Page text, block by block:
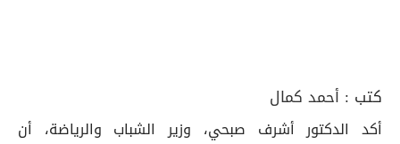
كتب : أحمد كمال
أكد الدكتور أشرف صبحي، وزير الشباب والرياضة، أن